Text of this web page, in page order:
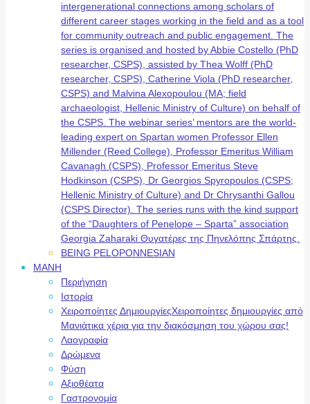
intergenerational connections among scholars of
different career stages working in the field and as a tool
for community outreach and public engagement. The
series is organised and hosted by Abbie Costello (PhD
researcher, CSPS), assisted by Thea Wolff (PhD
researcher, CSPS), Catherine Viola (PhD researcher,
CSPS) and Malvina Alexopoulou (MA; field
archaeologist, Hellenic Ministry of Culture) on behalf of
the CSPS. The webinar series’ mentors are the world-
leading expert on Spartan women Professor Ellen
Millender (Reed College), Professor Emeritus William
Cavanagh (CSPS), Professor Emeritus Steve
Hodkinson (CSPS), Dr Georgios Spyropoulos (CSPS;
Hellenic Ministry of Culture) and Dr Chrysanthi Gallou
(CSPS Director). The series runs with the kind support
of the “Daughters of Penelope – Sparta” association
Georgia Zaharaki Θυγατέρες της Πηνελόπης Σπάρτης.
BEING PELOPONNESIAN
ΜΑΝΗ
Περιήγηση
Ιστορία
Χειροποίητες ΔημιουργίεςΧειροποίητες δημιουργίες από
Μανιάτικα χέρια για την διακόσμηση του χώρου σας!
Λαογραφία
Δρώμενα
Φύση
Αξιοθέατα
Γαστρονομία